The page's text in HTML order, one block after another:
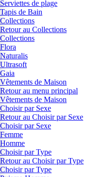
Serviettes de plage
Tapis de Bain
Collections
Retour au Collections
Collections
Flora
Naturalis
Ultrasoft
Gaia
Vêtements de Maison
Retour au menu principal
Vêtements de Maison
Choisir par Sexe
Retour au Choisir par Sexe
Choisir par Sexe
Femme
Homme
Choisir par Type
Retour au Choisir par Type
Choisir par Type